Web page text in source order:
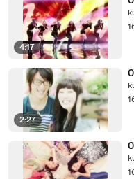
4:17
2:27